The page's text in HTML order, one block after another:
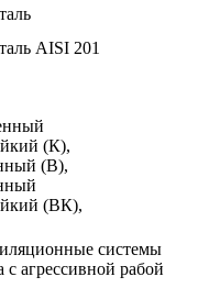
AISI 201
(К),
(В),
(ВК),
системы
с агрессивной рабой